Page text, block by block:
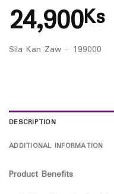
24,900Ks
Sila Kan Zaw – 199000
DESCRIPTION
ADDITIONAL INFORMATION
Product Benefits